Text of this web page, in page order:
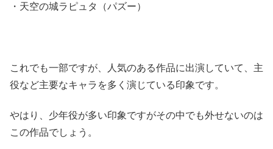
・天空の城ラピュタ（パズー）
これでも一部ですが、人気のある作品に出演していて、主
役など主要なキャラを多く演じている印象です。
やはり、少年役が多い印象ですがその中でも外せないのは
この作品でしょう。